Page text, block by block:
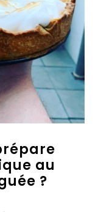
au
?